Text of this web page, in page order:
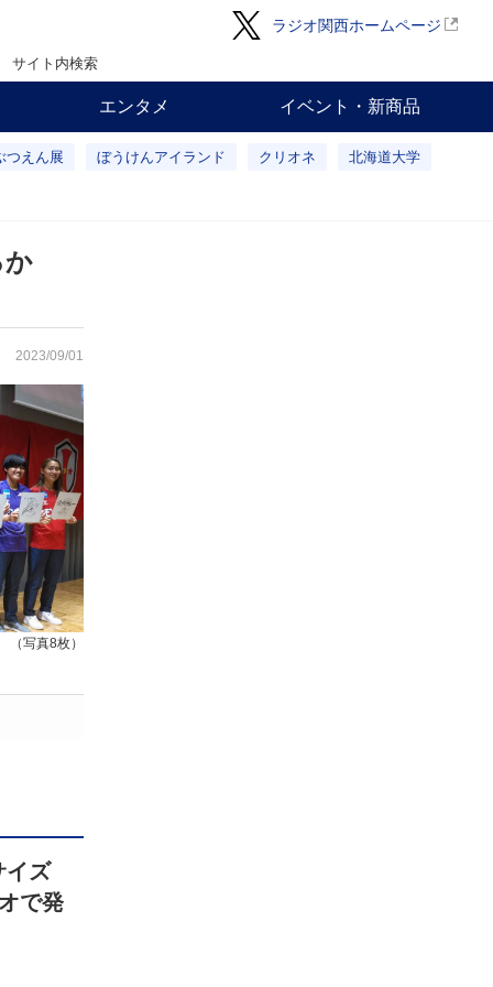
ラジオ関西ホームページ
サイト内検索
エンタメ イベント・新商品
つえん展 ぼうけんアイランド クリオネ 北海道大学
か
2023/09/01
（写真8枚）
イズ
で発